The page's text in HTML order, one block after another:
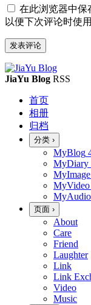
在此浏览器中保
以便下次评论时使用
JiaYu Blog RSS
首页
相册
归档
分类 ›
MyBlog
MyDiary
MyImage
MyVideo
MyAudio
页面 ›
About
Care
Friend
Laughter
Link
Link
Video
Music